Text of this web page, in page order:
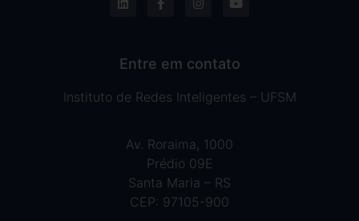
Entre em contato
Instituto de Redes Inteligentes – UFSM
Av. Roraima, 1000
Prédio 09E
Santa Maria – RS
CEP: 97105-900